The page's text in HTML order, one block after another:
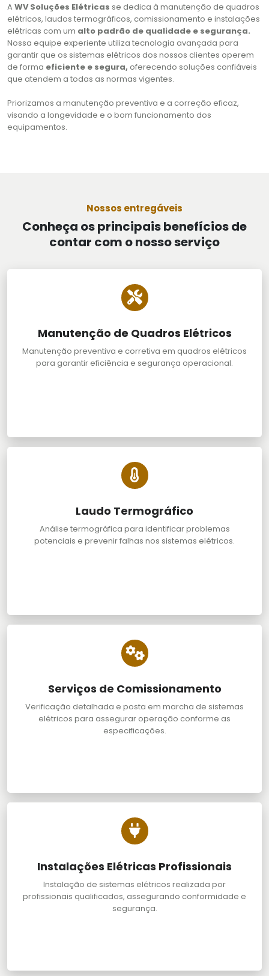
A WV Soluções Elétricas se dedica à manutenção de quadros
elétricos, laudos termográficos, comissionamento e instalações
elétricas com um alto padrão de qualidade e segurança.
Nossa equipe experiente utiliza tecnologia avançada para
garantir que os sistemas elétricos dos nossos clientes operem
de forma eficiente e segura, oferecendo soluções confiáveis
que atendem a todas as normas vigentes.
Priorizamos a manutenção preventiva e a correção eficaz,
visando a longevidade e o bom funcionamento dos
equipamentos.
Nossos entregáveis
Conheça os principais benefícios de
contar com o nosso serviço
Manutenção de Quadros Elétricos
Manutenção preventiva e corretiva em quadros elétricos
para garantir eficiência e segurança operacional.
Laudo Termográfico
Análise termográfica para identificar problemas
potenciais e prevenir falhas nos sistemas elétricos.
Serviços de Comissionamento
Verificação detalhada e posta em marcha de sistemas
elétricos para assegurar operação conforme as
especificações.
Instalações Elétricas Profissionais
Instalação de sistemas elétricos realizada por
profissionais qualificados, assegurando conformidade e
segurança.